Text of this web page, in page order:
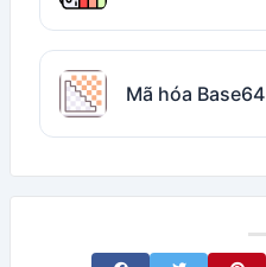
Mã hóa Base64